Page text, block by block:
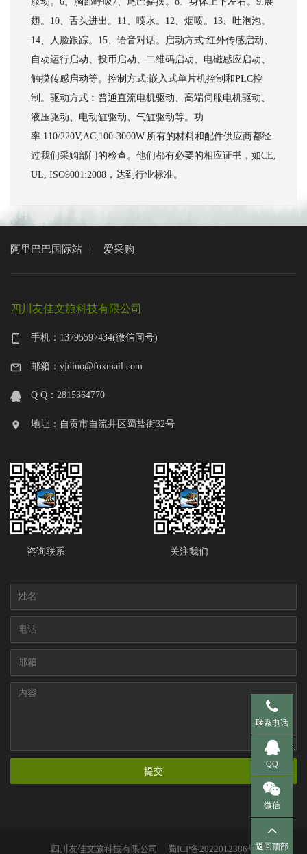
翅。10、舌头进出。11、喷水。12、烟喷。13、吐泡泡。
14、人脸跟踪。15、语音对话。启动方式:红外传感启动、
自动运行启动、投币启动、二维码启动、电磁感应启动、
触摸传感启动等。控制方式:嵌入式单片机控制和PLC控
制。驱动方式︰普通直流电机驱动、高端伺服电机驱动、
液压驱动、电动缸驱动、气缸驱动等。功
率:110/220V,AC,100-3000W.所有的材料和配件供应商都经
过我们采购部门的检查。他们都有必要的相应证书，如CE,
UL, ISO9001:2008，达到行业标准。
阿里巴巴国际站 爱采购
四川友佳文旅科技有限公司
手机：13795597434(微信同号)
邮箱：yjdino@foxmail.com
Q Q：2815364770
地址：自贡市自流井区蜀盐街32号
咨询联系 关注我们
提交
四川友佳文旅科技有限公司 蜀ICP备2022012386号
联系电话
手机 137-
QQ
QQ
微信
返回顶部